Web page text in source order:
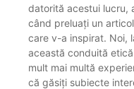
datorită acestui lucru,
când preluați un
care v-a inspirat. Noi,
această conduită
mult mai multă
că găsiți subiecte